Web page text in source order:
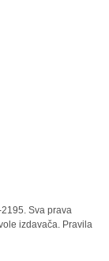
Sva prava
izdavača. Pravila